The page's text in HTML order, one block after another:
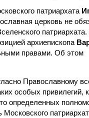
патриархата
церковь не
архиепископа
правами. Об этом
Православному
особых привилегий,
определенных